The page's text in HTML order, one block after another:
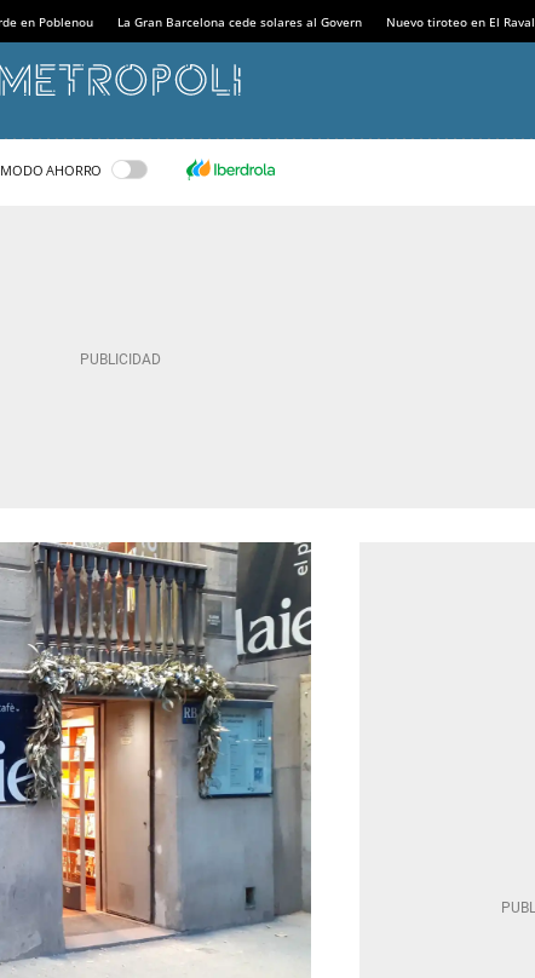
en Poblenou La Gran Barcelona cede solares al Govern Nuevo tiroteo en El Raval
AHORRO